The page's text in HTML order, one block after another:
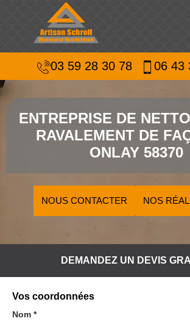
03 59 28 30 78 06 43
ENTREPRISE DE
RAVALEMENT DE
ONLAY 58370
NOUS CONTACTER NOS
DEMANDEZ UN DEVIS
Vos coordonnées
Nom *